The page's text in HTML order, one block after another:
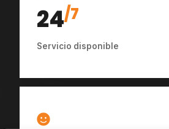
24/7
Servicio disponible